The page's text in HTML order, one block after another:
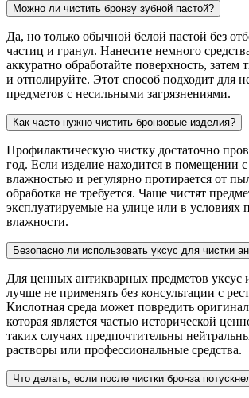
Можно ли чистить бронзу зубной пастой?
Да, но только обычной белой пастой без
частиц и гранул. Нанесите немного
аккуратно обработайте поверхность, затем
и отполируйте. Этот способ подходит для
предметов с несильными загрязнениями.
Как часто нужно чистить бронзовые изделия?
Профилактическую чистку достаточно
год. Если изделие находится в помещении
влажностью и регулярно протирается от
обработка не требуется. Чаще чистят
эксплуатируемые на улице или в
влажности.
Безопасно ли использовать уксус для чистки
Для ценных антикварных предметов уксус
лучше не применять без консультации с
Кислотная среда может повредить
которая является частью исторической
таких случаях предпочтительны
растворы или профессиональные средства.
Что делать, если после чистки бронза